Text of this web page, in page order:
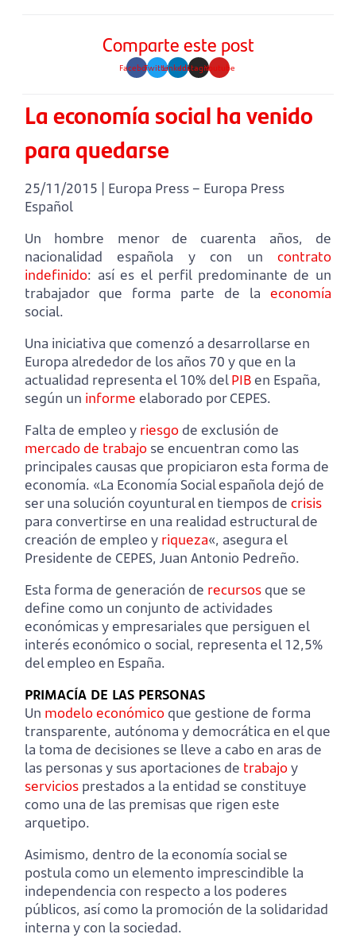
Comparte este post
FacebookTwitterLinkedinInstagramYoutube
La economía social ha venido
para quedarse
25/11/2015 | Europa Press – Europa Press
Español
Un hombre menor de cuarenta años, de
nacionalidad española y con un contrato
indefinido: así es el perfil predominante de un
trabajador que forma parte de la economía
social.
Una iniciativa que comenzó a desarrollarse en
Europa alrededor de los años 70 y que en la
actualidad representa el 10% delPIBen España,
según un informe elaborado por CEPES.
Falta de empleo y riesgo de exclusión de
mercado de trabajo se encuentran como las
principales causas que propiciaron esta forma de
economía. «La Economía Social española dejó de
ser una solución coyuntural en tiempos de crisis
para convertirse en una realidad estructural de
creación de empleo y riqueza«, asegura el
Presidente de CEPES, Juan Antonio Pedreño.
Esta forma de generación de recursos que se
define como un conjunto de actividades
económicas y empresariales que persiguen el
interés económico o social, representa el 12,5%
del empleo en España.
PRIMACÍA DE LAS PERSONAS
Un modelo económico que gestione de forma
transparente, autónoma y democrática en el que
la toma de decisiones se lleve a cabo en aras de
las personas y sus aportaciones de trabajoy
servicios prestados a la entidad se constituye
como una de las premisas que rigen este
arquetipo.
Asimismo, dentro de la economía social se
postula como un elemento imprescindible la
independencia con respecto a los poderes
públicos, así como la promoción de la solidaridad
interna y con la sociedad.